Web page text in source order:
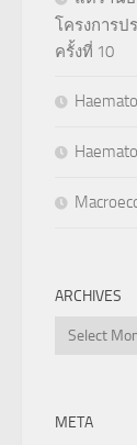
โครงการป
ครั้งที่ 10
ARCHIVES
Archives
META